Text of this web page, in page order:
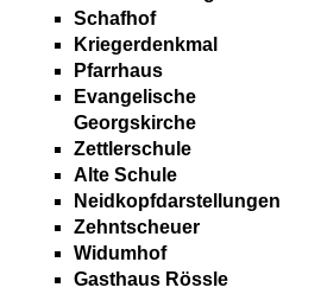
Schafhof
Kriegerdenkmal
Pfarrhaus
Evangelische
Georgskirche
Zettlerschule
Alte Schule
Neidkopfdarstellungen
Zehntscheuer
Widumhof
Gasthaus Rössle